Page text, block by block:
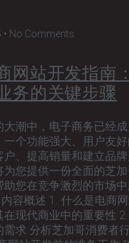
No Comments
网站开发指南
务的关键步骤
大潮中，电子商务已经
一个功能强大、用户友
户、提高销量和建立品
您提供一份全面的芝加
助您在竞争激烈的市场
容概述 1. 什么是电商
在现代商业中的重要性
求 分析芝加哥消费者